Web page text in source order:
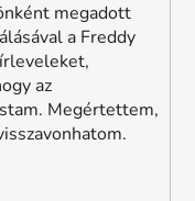
megadott
a Freddy
az
Megértettem,